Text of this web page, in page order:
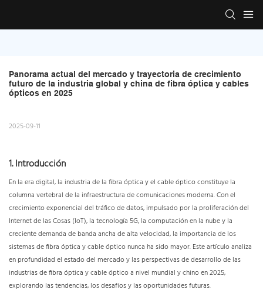
Panorama actual del mercado y trayectoria de crecimiento
futuro de la industria global y china de fibra óptica y cables
ópticos en 2025
2025-09-11
1. Introducción
En la era digital, la industria de la fibra óptica y el cable óptico constituye la
columna vertebral de la infraestructura de comunicaciones moderna. Con el
crecimiento exponencial del tráfico de datos, impulsado por la proliferación del
Internet de las Cosas (IoT), la tecnología 5G, la computación en la nube y la
creciente demanda de banda ancha de alta velocidad, la importancia de los
sistemas de fibra óptica y cable óptico nunca ha sido mayor. Este artículo analiza
en profundidad el estado del mercado y las perspectivas de desarrollo de las
industrias de fibra óptica y cable óptico a nivel mundial y chino en 2025,
explorando las tendencias, los desafíos y las oportunidades futuras.